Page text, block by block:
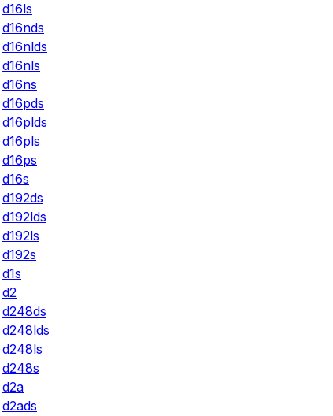
d16ls
d16nds
d16nlds
d16nls
d16ns
d16pds
d16plds
d16pls
d16ps
d16s
d192ds
d192lds
d192ls
d192s
d1s
d2
d248ds
d248lds
d248ls
d248s
d2a
d2ads